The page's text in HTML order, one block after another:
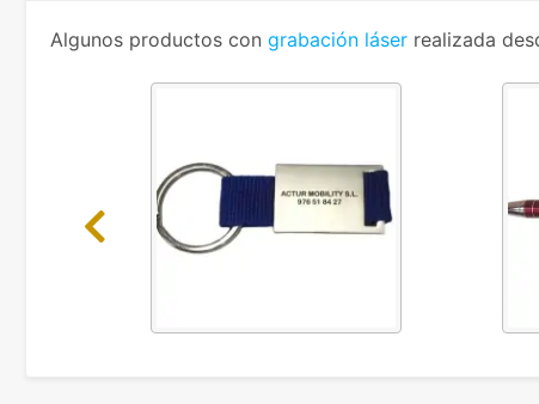
Algunos productos con grabación láser realizada
Previous